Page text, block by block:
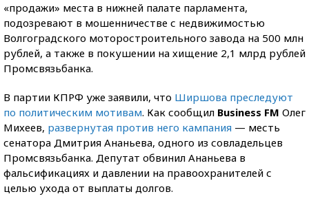
«продажи» места в нижней палате парламента,
подозревают в мошенничестве с недвижимостью
Волгоградского моторостроительного завода на 500 млн
рублей, а также в покушении на хищение 2,1 млрд рублей
Промсвязьбанка.
В партии КПРФ уже заявили, что Ширшова преследуют
по политическим мотивам. Как сообщил Business FM Олег
Михеев, развернутая против него кампания — месть
сенатора Дмитрия Ананьева, одного из совладельцев
Промсвязьбанка. Депутат обвинил Ананьева в
фальсификациях и давлении на правоохранителей с
целью ухода от выплаты долгов.